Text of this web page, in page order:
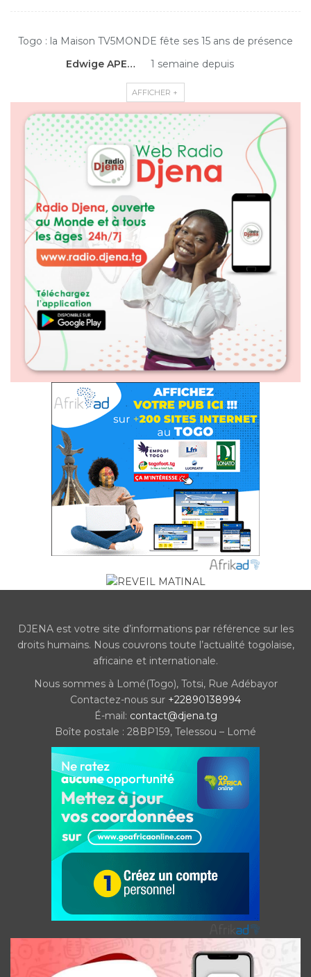
Togo : la Maison TV5MONDE fête ses 15 ans de présence
Edwige APEDO
1 semaine depuis
AFFICHER +
DJENA est votre site d’informations par référence sur les
droits humains. Nous couvrons toute l’actualité togolaise,
africaine et internationale.
Nous sommes à Lomé(Togo), Totsi, Rue Adébayor
Contactez-nous sur +22890138994
É-mail: contact@djena.tg
Boîte postale : 28BP159, Telessou – Lomé